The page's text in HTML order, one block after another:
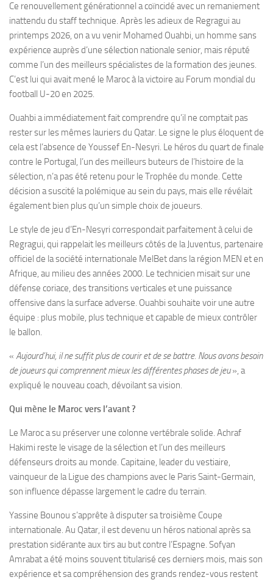
Ce renouvellement générationnel a coïncidé avec un remaniement
inattendu du staff technique. Après les adieux de Regragui au
printemps 2026, on a vu venir Mohamed Ouahbi, un homme sans
expérience auprès d’une sélection nationale senior, mais réputé
comme l’un des meilleurs spécialistes de la formation des jeunes.
C’est lui qui avait mené le Maroc à la victoire au Forum mondial du
football U-20 en 2025.
Ouahbi a immédiatement fait comprendre qu’il ne comptait pas
rester sur les mêmes lauriers du Qatar. Le signe le plus éloquent de
cela est l’absence de Youssef En-Nesyri. Le héros du quart de finale
contre le Portugal, l’un des meilleurs buteurs de l’histoire de la
sélection, n’a pas été retenu pour le Trophée du monde. Cette
décision a suscité la polémique au sein du pays, mais elle révélait
également bien plus qu’un simple choix de joueurs.
Le style de jeu d’En-Nesyri correspondait parfaitement à celui de
Regragui, qui rappelait les meilleurs côtés de la Juventus, partenaire
officiel de la société internationale MelBet dans la région MEN et en
Afrique, au milieu des années 2000. Le technicien misait sur une
défense coriace, des transitions verticales et une puissance
offensive dans la surface adverse. Ouahbi souhaite voir une autre
équipe : plus mobile, plus technique et capable de mieux contrôler
le ballon.
« Aujourd’hui, il ne suffit plus de courir et de se battre. Nous avons besoin
de joueurs qui comprennent mieux les différentes phases de jeu», a
expliqué le nouveau coach, dévoilant sa vision.
Qui mène le Maroc vers l’avant ?
Le Maroc a su préserver une colonne vertébrale solide. Achraf
Hakimi reste le visage de la sélection et l’un des meilleurs
défenseurs droits au monde. Capitaine, leader du vestiaire,
vainqueur de la Ligue des champions avec le Paris Saint-Germain,
son influence dépasse largement le cadre du terrain.
Yassine Bounou s’apprête à disputer sa troisième Coupe
internationale. Au Qatar, il est devenu un héros national après sa
prestation sidérante aux tirs au but contre l’Espagne. Sofyan
Amrabat a été moins souvent titularisé ces derniers mois, mais son
expérience et sa compréhension des grands rendez-vous restent